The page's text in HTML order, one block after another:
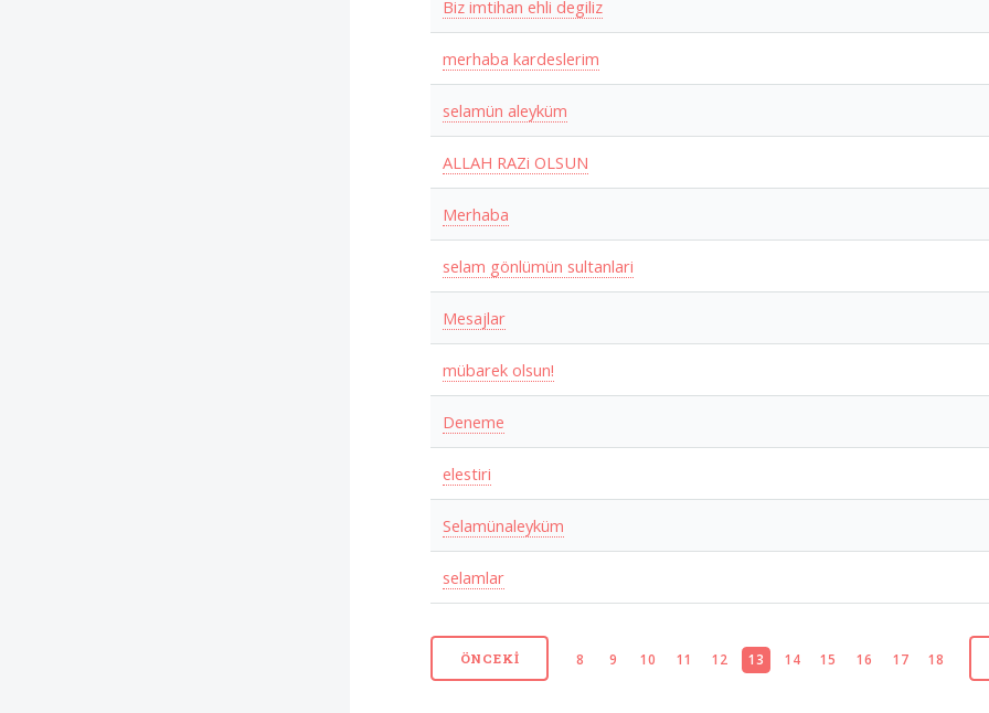
Biz imtihan ehli degiliz
merhaba kardeslerim
selamün aleyküm
ALLAH RAZi OLSUN
Merhaba
selam gönlümün sultanlari
Mesajlar
mübarek olsun!
Deneme
elestiri
Selamünaleyküm
selamlar
ÖNCEKI 8 9 10 11 12 13 14 15 16 17 18